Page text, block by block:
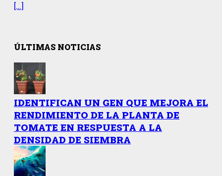
[…]
ÚLTIMAS NOTICIAS
IDENTIFICAN UN GEN QUE MEJORA EL
RENDIMIENTO DE LA PLANTA DE
TOMATE EN RESPUESTA A LA
DENSIDAD DE SIEMBRA